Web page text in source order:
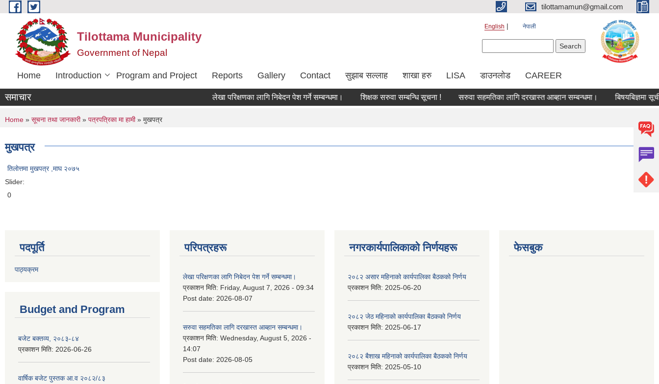
Skip to main content tilottamamun@gmail.com
Tilottama Municipality
Government of Nepal
English नेपाली
Home Introduction Program and Project Reports Gallery Contact सुझाब सल्लाह शाखा हरु LISA डाउनलोड CAREER
समाचार लेखा परिक्षणका लागि निबेदन पेश गर्ने सम्बन्धमा। शिक्षक सरुवा सम्बन्धि सूचना ! सरुवा सहमतिका लागि दरखास्त आब्हान सम्बन्धमा। बिषयबिज्ञमा सूचीकरण
You are here
Home » सूचना तथा जानकारी» पत्रपत्रिका मा हामी» मुखपत्र
मुखपत्र
तिलाेत्तमा मुखपत्र ,माघ २०७५
Slider:
0
पदपूर्ति
पाठ्यक्रम
Budget and Program
बजेट बक्तव्य, २०८३-८४
प्रकाशन मिति: 2026-06-26
वार्षिक बजेट पुस्तक आ.व २०८२/८३
परिपत्रहरू
लेखा परिक्षणका लागि निबेदन पेश गर्ने सम्बन्धमा।
प्रकाशन मिति: Friday, August 7, 2026 - 09:34
Post date: 2026-08-07
सरुवा सहमतिका लागि दरखास्त आब्हान सम्बन्धमा।
प्रकाशन मिति: Wednesday, August 5, 2026 -
14:07
Post date: 2026-08-05
नगरकार्यपालिकाकाे निर्णयहरू
२०८२ असार महिनाको कार्यपालिका बैठकको निर्णय
प्रकाशन मिति: 2025-06-20
२०८२ जेठ महिनाको कार्यपालिका बैठकको निर्णय
प्रकाशन मिति: 2025-06-17
२०८२ बैशाख महिनाको कार्यपालिका बैठकको निर्णय
प्रकाशन मिति: 2025-05-10
फेसबुक